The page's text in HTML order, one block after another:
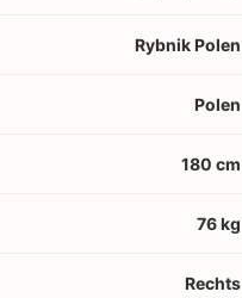
Rybnik Polen
Polen
180 cm
76 kg
Rechts